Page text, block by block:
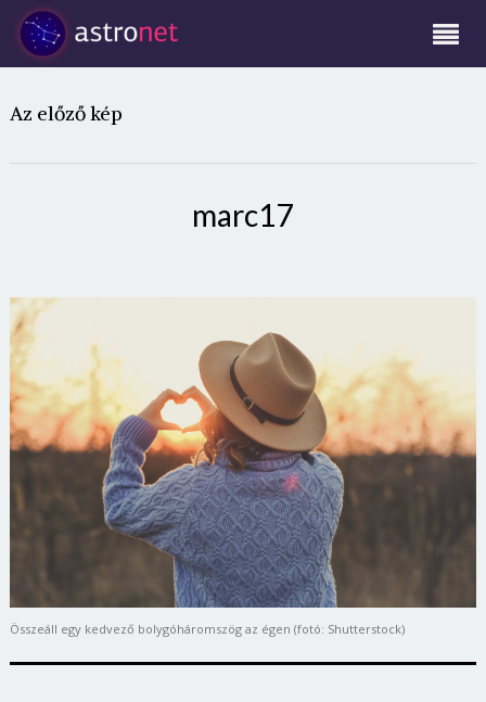
Az előző kép
marc17
Összeáll egy kedvező bolygóháromszög az égen (fotó: Shutterstock)